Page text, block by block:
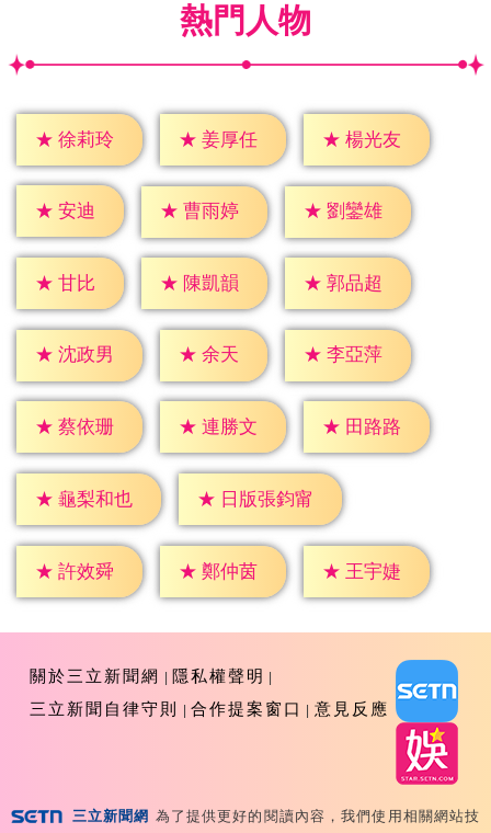
熱門人物
★ 徐莉玲 ★ 姜厚任 ★ 楊光友
★ 安迪 ★ 曹雨婷 ★ 劉鑾雄
★ 甘比 ★ 陳凱韻 ★ 郭品超
★ 沈政男 ★ 余天 ★ 李亞萍
★ 蔡依珊 ★ 連勝文 ★ 田路路
★ 龜梨和也 ★ 日版張鈞甯
★ 許效舜 ★ 鄭仲茵 ★ 王宇婕
關於三立新聞網
隱私權聲明
三立新聞自律守則
合作提案窗口 意見反應
三立新聞網 為了提供更好的閱讀內容，我們使用相關網站技